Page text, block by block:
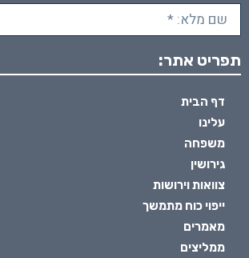
תפריט אתר:
דף הבית
עלינו
משפחה
גירושין
צוואות וירושות
ייפוי כוח מתמשך
מאמרים
ממליצים